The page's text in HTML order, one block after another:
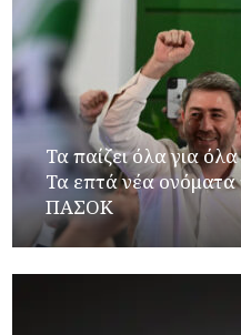
Τα παίζει όλα για
Τα επτά νέα ονόματα
ΠΑΣΟΚ